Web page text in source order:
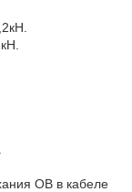
ОВ в кабеле